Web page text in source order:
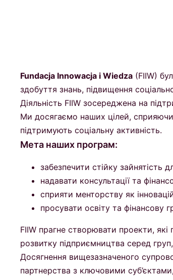
Fundacja Innowacja i Wiedza (FIIW)
здобуття знань, підвищення
Діяльність FIIW зосереджена на
Ми досягаємо наших цілей,
підтримують соціальну активність.
Мета наших програм:
забезпечити стійку зайнятість
надавати консультації та
сприяти менторству як
просувати освіту та фінансову
FIIW прагне створювати проекти, які
розвитку підприємництва серед
Досягнення вищезазначеного
партнерства з ключовими